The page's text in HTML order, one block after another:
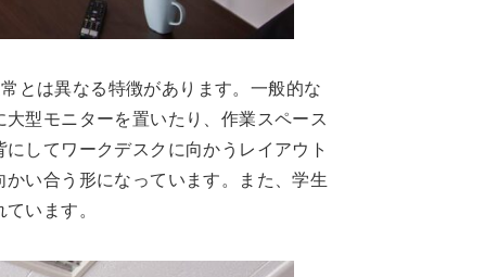
とは異なる特徴があります。一般的な
型モニターを置いたり、作業スペース
してワークデスクに向かうレイアウト
い合う形になっています。また、学生
います。